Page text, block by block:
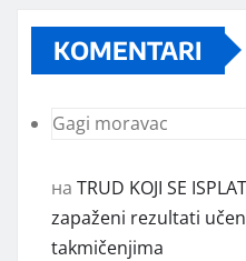
KOMENTARI
Gagi moravac
на TRUD KOJI SE
zapaženi rezultati
takmičenjima